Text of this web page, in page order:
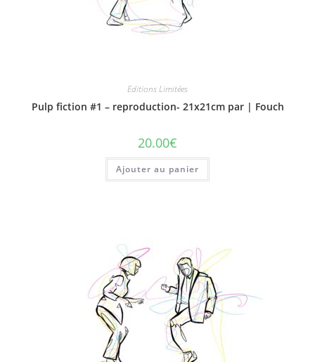
Editions Limitées
Pulp fiction #1 – reproduction- 21x21cm par | Fouch
20.00€
Ajouter au panier